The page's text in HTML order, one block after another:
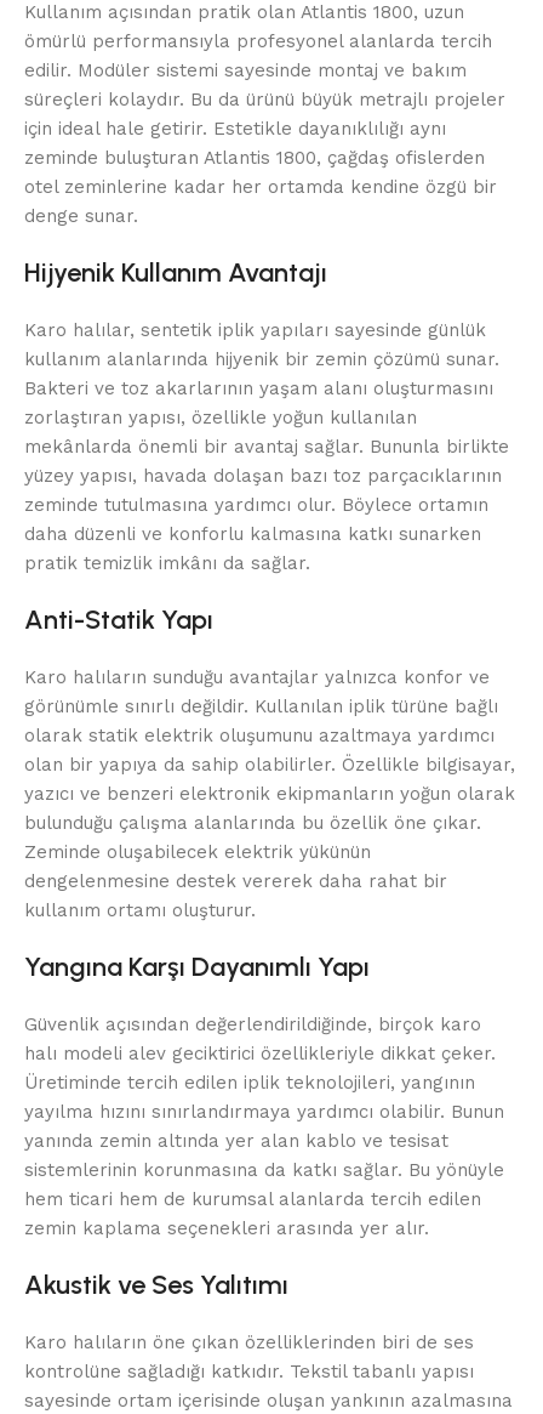
Kullanım açısından pratik olan Atlantis 1800, uzun
ömürlü performansıyla profesyonel alanlarda tercih
edilir. Modüler sistemi sayesinde montaj ve bakım
süreçleri kolaydır. Bu da ürünü büyük metrajlı projeler
için ideal hale getirir. Estetikle dayanıklılığı aynı
zeminde buluşturan Atlantis 1800, çağdaş ofislerden
otel zeminlerine kadar her ortamda kendine özgü bir
denge sunar.
Hijyenik Kullanım Avantajı
Karo halılar, sentetik iplik yapıları sayesinde günlük
kullanım alanlarında hijyenik bir zemin çözümü sunar.
Bakteri ve toz akarlarının yaşam alanı oluşturmasını
zorlaştıran yapısı, özellikle yoğun kullanılan
mekânlarda önemli bir avantaj sağlar. Bununla birlikte
yüzey yapısı, havada dolaşan bazı toz parçacıklarının
zeminde tutulmasına yardımcı olur. Böylece ortamın
daha düzenli ve konforlu kalmasına katkı sunarken
pratik temizlik imkânı da sağlar.
Anti-Statik Yapı
Karo halıların sunduğu avantajlar yalnızca konfor ve
görünümle sınırlı değildir. Kullanılan iplik türüne bağlı
olarak statik elektrik oluşumunu azaltmaya yardımcı
olan bir yapıya da sahip olabilirler. Özellikle bilgisayar,
yazıcı ve benzeri elektronik ekipmanların yoğun olarak
bulunduğu çalışma alanlarında bu özellik öne çıkar.
Zeminde oluşabilecek elektrik yükünün
dengelenmesine destek vererek daha rahat bir
kullanım ortamı oluşturur.
Yangına Karşı Dayanımlı Yapı
Güvenlik açısından değerlendirildiğinde, birçok karo
halı modeli alev geciktirici özellikleriyle dikkat çeker.
Üretiminde tercih edilen iplik teknolojileri, yangının
yayılma hızını sınırlandırmaya yardımcı olabilir. Bunun
yanında zemin altında yer alan kablo ve tesisat
sistemlerinin korunmasına da katkı sağlar. Bu yönüyle
hem ticari hem de kurumsal alanlarda tercih edilen
zemin kaplama seçenekleri arasında yer alır.
Akustik ve Ses Yalıtımı
Karo halıların öne çıkan özelliklerinden biri de ses
kontrolüne sağladığı katkıdır. Tekstil tabanlı yapısı
sayesinde ortam içerisinde oluşan yankının azalmasına